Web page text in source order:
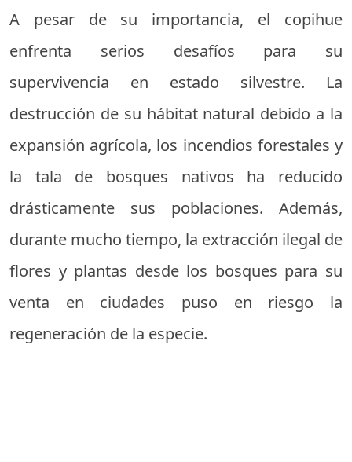
A pesar de su importancia, el copihue
enfrenta serios desafíos para su
supervivencia en estado silvestre. La
destrucción de su hábitat natural debido a la
expansión agrícola, los incendios forestales y
la tala de bosques nativos ha reducido
drásticamente sus poblaciones. Además,
durante mucho tiempo, la extracción ilegal de
flores y plantas desde los bosques para su
venta en ciudades puso en riesgo la
regeneración de la especie.